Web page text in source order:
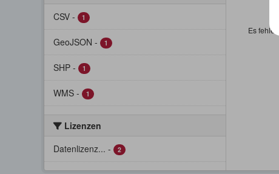
CSV - 1
GeoJSON - 1
SHP - 1
WMS - 1
Lizenzen
Datenlizenz... - 2
Es